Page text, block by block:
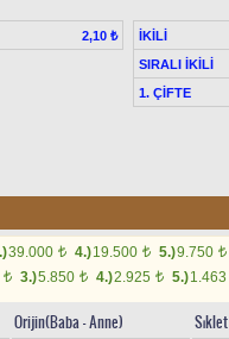
2,10 ₺ İKİLİ
SIRALI İKİLİ
1. ÇİFTE
39.000 t 4.)19.500 t 5.)9.750 t
t 3.)5.850 t 4.)2.925 t 5.)1.463
Orijin(Baba - Anne) Sıklet